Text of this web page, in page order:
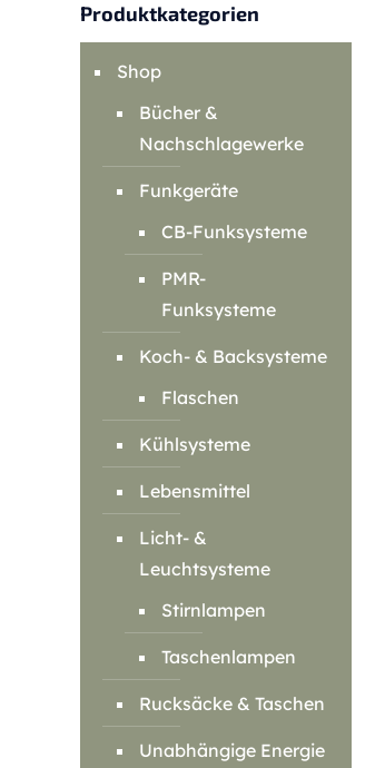
Produktkategorien
Shop
Bücher &
Nachschlagewerke
Funkgeräte
CB-Funksysteme
PMR-
Funksysteme
Koch- & Backsysteme
Flaschen
Kühlsysteme
Lebensmittel
Licht- &
Leuchtsysteme
Stirnlampen
Taschenlampen
Rucksäcke & Taschen
Unabhängige Energie